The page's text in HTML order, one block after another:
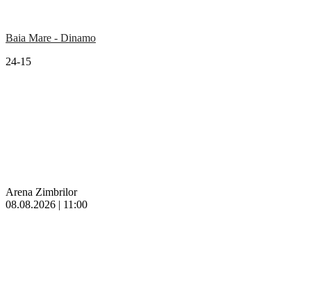
Baia Mare - Dinamo
24-15
Arena Zimbrilor
08.08.2026 | 11:00